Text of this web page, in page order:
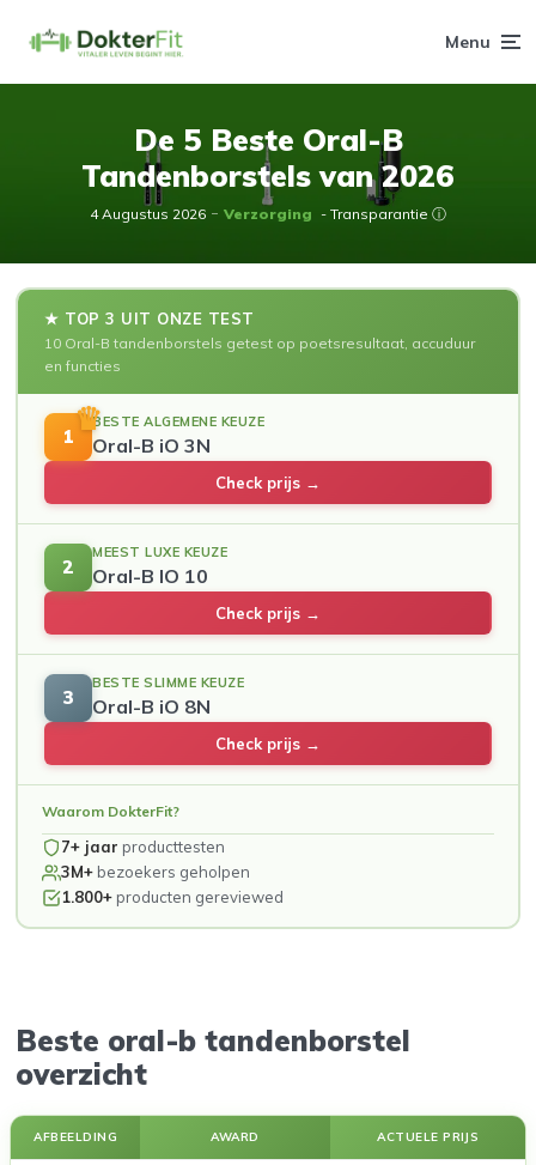
Menu
De 5 Beste Oral-B
Tandenborstels van 2026
4 Augustus 2026 Verzorging - Transparantie ⓘ
★ TOP 3 UIT ONZE TEST
10 Oral-B tandenborstels getest op poetsresultaat, accuduur
en functies
1
BESTE ALGEMENE KEUZE
Oral-B iO 3N
Check prijs →
2
MEEST LUXE KEUZE
Oral-B IO 10
Check prijs →
3
BESTE SLIMME KEUZE
Oral-B iO 8N
Check prijs →
Waarom DokterFit?
7+ jaar producttesten
3M+ bezoekers geholpen
1.800+producten gereviewed
Beste oral-b tandenborstel
overzicht
AFBEELDING AWARD ACTUELE PRIJS